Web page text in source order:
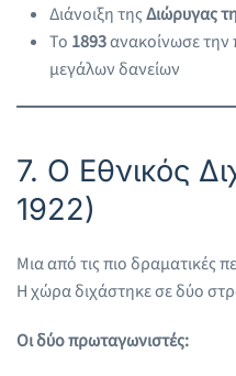
Διάνοιξη τηςΔιώρυγας
Το 1893ανακοίνωσε
μεγάλων δανείων
7. Ο Εθνικός
1922)
Μια από τις πιο δραματικές
Η χώρα διχάστηκε σε δύο
Οι δύο πρωταγωνιστές: